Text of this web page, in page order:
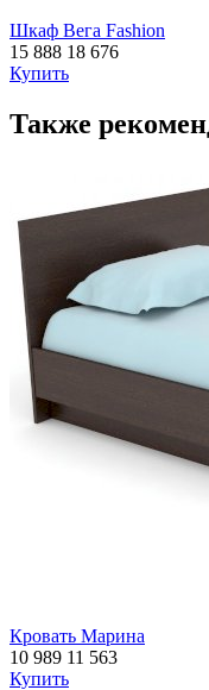
Шкаф Вега Fashion
15 888 18 676
Купить
Также
Кровать Марина
10 989 11 563
Купить